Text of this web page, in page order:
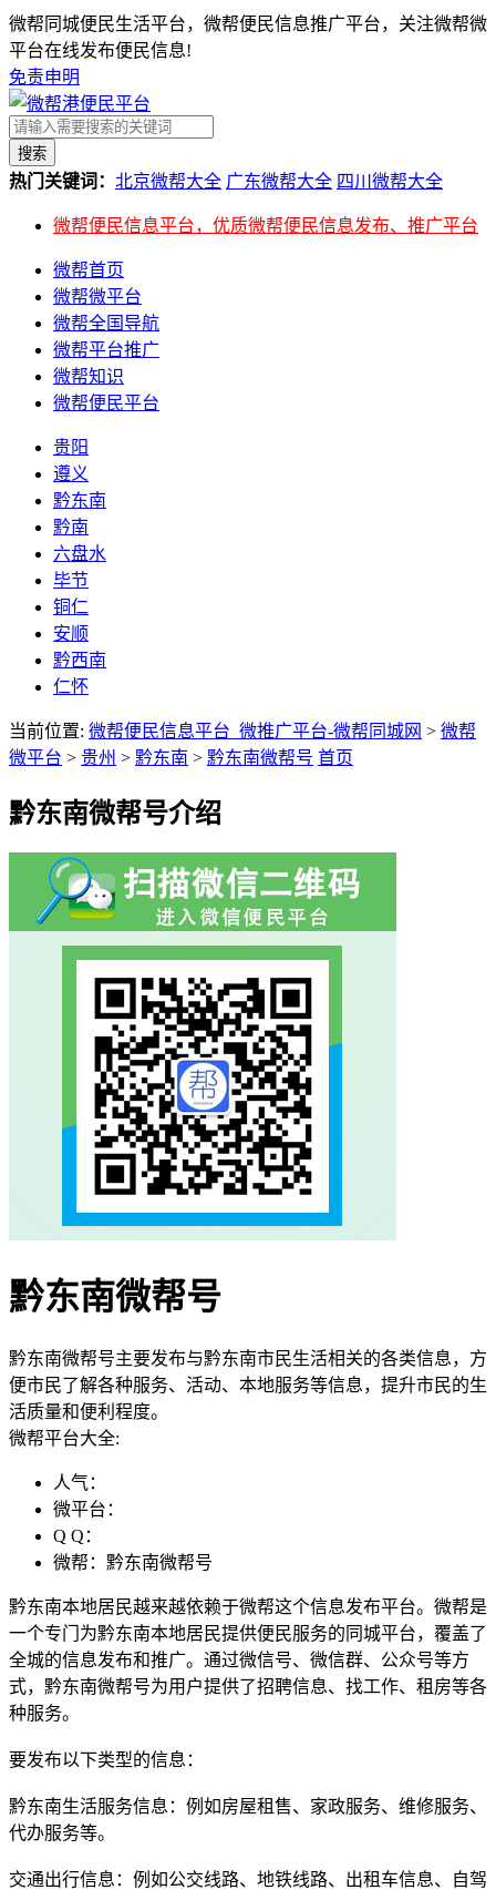
微帮同城便民生活平台，微帮便民信息推广平台，关注微帮微
平台在线发布便民信息!
免责申明
搜索
热门关键词： 北京微帮大全 广东微帮大全 四川微帮大全
微帮便民信息平台，优质微帮便民信息发布、推广平台
微帮首页
微帮微平台
微帮全国导航
微帮平台推广
微帮知识
微帮便民平台
贵阳
遵义
黔东南
黔南
六盘水
毕节
铜仁
安顺
黔西南
仁怀
当前位置: 微帮便民信息平台_微推广平台-微帮同城网 > 微帮
微平台 > 贵州 > 黔东南 > 黔东南微帮号 首页
黔东南微帮号介绍
黔东南微帮号
黔东南微帮号主要发布与黔东南市民生活相关的各类信息，方
便市民了解各种服务、活动、本地服务等信息，提升市民的生
活质量和便利程度。
微帮平台大全:
人气：
微平台：
Q Q：
微帮：黔东南微帮号
黔东南本地居民越来越依赖于微帮这个信息发布平台。微帮是
一个专门为黔东南本地居民提供便民服务的同城平台，覆盖了
全城的信息发布和推广。通过微信号、微信群、公众号等方
式，黔东南微帮号为用户提供了招聘信息、找工作、租房等各
种服务。
要发布以下类型的信息：
黔东南生活服务信息：例如房屋租售、家政服务、维修服务、
代办服务等。
交通出行信息：例如公交线路、地铁线路、出租车信息、自驾